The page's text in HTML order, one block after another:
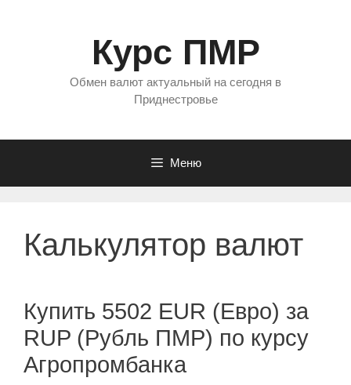
Курс ПМР
Обмен валют актуальный на сегодня в
Приднестровье
Меню
Калькулятор валют
Купить 5502 EUR (Евро) за
RUP (Рубль ПМР) по курсу
Агропромбанка